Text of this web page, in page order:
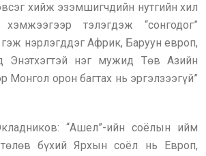
хийж эзэмшигчдийн нутгийн хил
тэлэгдэж “сонгодог”
гэж нэрлэгддэг Африк, Баруун европ,
Энэтхэгтэй нэг мужид Төв Азийн
Монгол орон багтах нь эргэлзээгүй”
“Ашел”-ийн соёлын ийм
бүхий Ярхын соёл нь Европ,